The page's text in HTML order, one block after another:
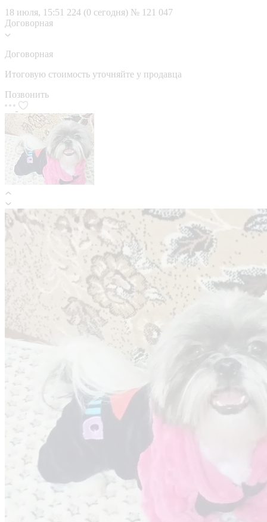
18 июля, 15:51 224 (0 сегодня) № 121 047
Договорная
Договорная
Итоговую стоимость уточняйте у продавца
Позвонить